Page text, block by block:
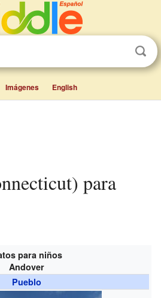
Imágenes English
para niños
Andover
Pueblo